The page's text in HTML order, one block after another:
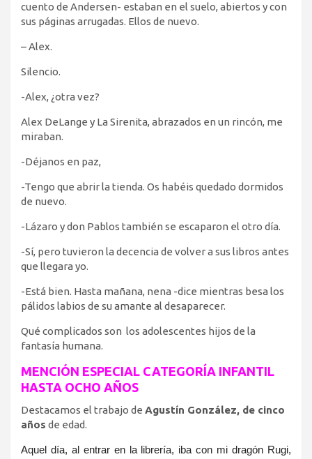
cuento de Andersen- estaban en el suelo, abiertos y con
sus páginas arrugadas. Ellos de nuevo.
– Alex.
Silencio.
-Alex, ¿otra vez?
Alex DeLange y La Sirenita, abrazados en un rincón, me
miraban.
-Déjanos en paz,
-Tengo que abrir la tienda. Os habéis quedado dormidos
de nuevo.
-Lázaro y don Pablos también se escaparon el otro día.
-Sí, pero tuvieron la decencia de volver a sus libros antes
que llegara yo.
-Está bien. Hasta mañana, nena -dice mientras besa los
pálidos labios de su amante al desaparecer.
Qué complicados son los adolescentes hijos de la
fantasía humana.
MENCIÓN ESPECIAL CATEGORÍA INFANTIL
HASTA OCHO AÑOS
Destacamos el trabajo de Agustín González, de cinco
años de edad.
Aquel día, al entrar en la librería, iba con mi dragón Rugi,